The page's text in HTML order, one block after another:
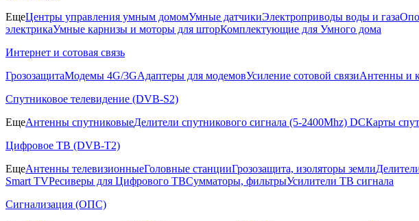
ЕщеЦентры управления умным домомУмные датчикиЭлектроприводы воды и газа
электрикаУмные карнизы и моторы для шторКомплектующие для Умного дома
Интернет и сотовая связь
ГрозозащитаМодемы 4G/3GАдаптеры для модемовУсиление сотовой связиАнтенны и
Спутниковое телевидение (DVB-S2)
ЕщеАнтенны спутниковыеДелители спутникового сигнала (5-2400Mhz) DCКарты
Цифровое ТВ (DVB-T2)
ЕщеАнтенны телевизионныеГоловные станцииГрозозащита, изоляторы земли
Smart TVРесиверы для Цифрового ТВСумматоры, фильтрыУсилители ТВ сигнала
Сигнализация (ОПС)